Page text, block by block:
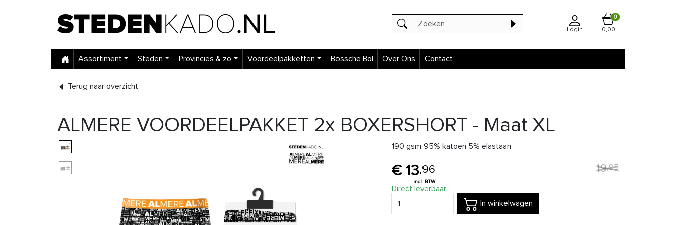
Login
0
0,00
Assortiment Steden Provincies & zo Voordeelpakketten Bossche Bol Over Ons Contact
Terug naar overzicht
ALMERE VOORDEELPAKKET 2x BOXERSHORT - Maat XL
190 gsm 95% katoen 5% elastaan
13,96 19,95
Direct leverbaar
In winkelwagen